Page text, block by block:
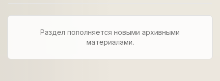
Раздел пополняется новыми архивными
материалами.